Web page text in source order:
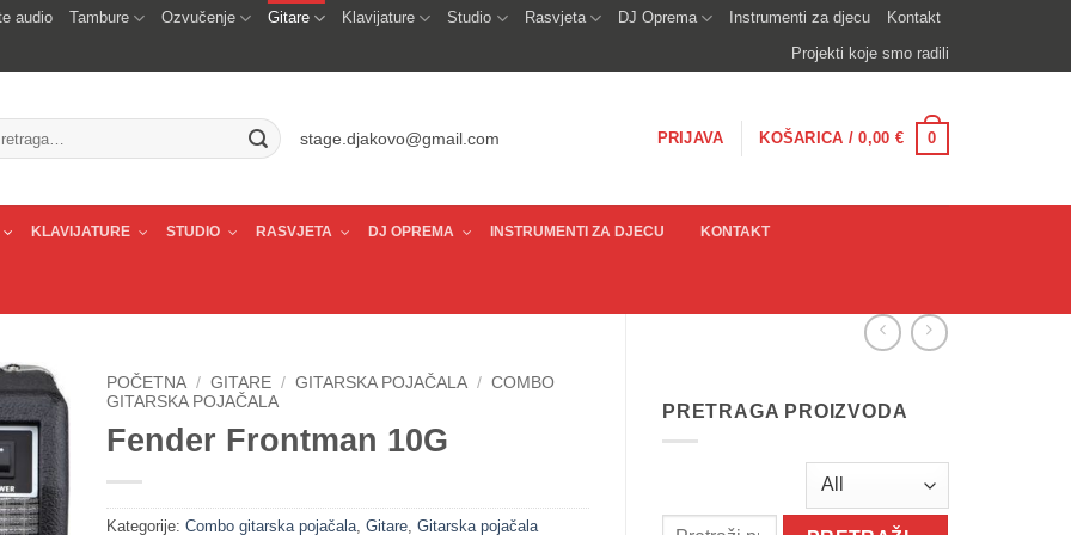
audio Tambure Ozvučenje Gitare Klavijature Studio Rasvjeta DJ Oprema Instrumenti za djecu
Kontakt
Projekti koje smo radili
stage.djakovo@gmail.com PRIJAVA KOŠARICA /0,00 € 0
KLAVIJATURE STUDIO RASVJETA DJ OPREMA INSTRUMENTI ZA DJECU KONTAKT
PRETRAGA PROIZVODA
POČETNA / GITARE / GITARSKA POJAČALA / COMBO
GITARSKA POJAČALA
Fender Frontman 10G
Kategorije: Combo gitarska pojačala, Gitare, Gitarska pojačala